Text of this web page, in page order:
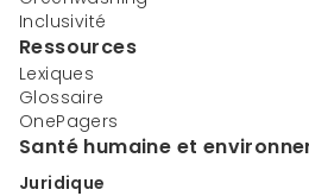
Inclusivité
Ressources
Lexiques
Glossaire
OnePagers
Santé humaine et
Juridique